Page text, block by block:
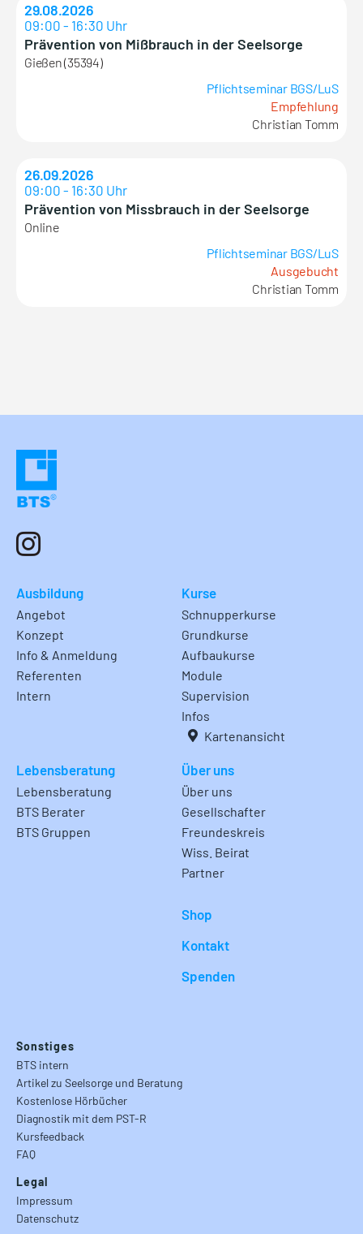
29.08.2026
09:00 - 16:30 Uhr
Prävention von Mißbrauch in der Seelsorge
Gießen (35394)
Pflichtseminar BGS/LuS
Empfehlung
Christian Tomm
26.09.2026
09:00 - 16:30 Uhr
Prävention von Missbrauch in der Seelsorge
Online
Pflichtseminar BGS/LuS
Ausgebucht
Christian Tomm
Ausbildung
Angebot
Konzept
Info & Anmeldung
Referenten
Intern
Kurse
Schnupperkurse
Grundkurse
Aufbaukurse
Module
Supervision
Infos
Kartenansicht
Lebensberatung
Lebensberatung
BTS Berater
BTS Gruppen
Über uns
Über uns
Gesellschafter
Freundeskreis
Wiss. Beirat
Partner
Shop
Kontakt
Spenden
Sonstiges
BTS intern
Artikel zu Seelsorge und Beratung
Kostenlose Hörbücher
Diagnostik mit dem PST-R
Kursfeedback
FAQ
Legal
Impressum
Datenschutz